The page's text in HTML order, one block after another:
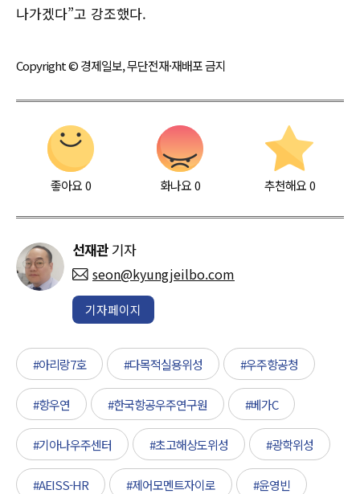
나가겠다”고 강조했다.
Copyright © 경제일보, 무단전재·재배포 금지
좋아요0 화나요0 추천해요 0
선재관 기자
seon@kyungjeilbo.com
기자페이지
#아리랑7호 #다목적실용위성 #우주항공청
#항우연 #한국항공우주연구원 #베가C
#기아나우주센터 #초고해상도위성 #광학위성
#AEISS-HR #제어모멘트자이로 #윤영빈